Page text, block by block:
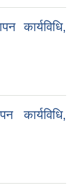
कार्यविधि,
कार्यविधि,